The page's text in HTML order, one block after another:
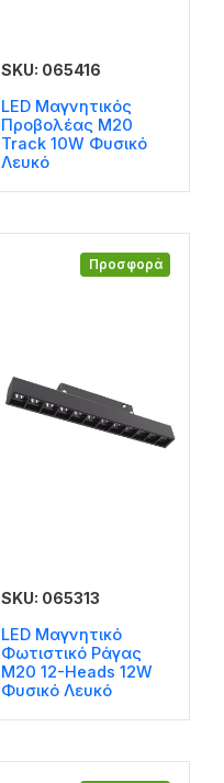
SKU: 065416
LED Μαγνητικός
Προβολέας M20
Track 10W Φυσικό
Λευκό
Προσφορά
SKU: 065313
LED Μαγνητικό
Φωτιστικό Ράγας
M20 12-Heads 12W
Φυσικό Λευκό